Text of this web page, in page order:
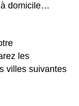
à domicile…
les
villes suivantes